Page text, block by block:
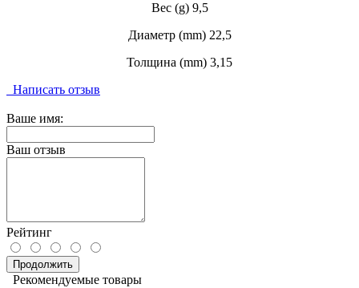
Вес (g) 9,5
Диаметр (mm) 22,5
Толщина (mm) 3,15
Написать отзыв
Ваше имя:
Ваш отзыв
Рейтинг
Продолжить
Рекомендуемые товары